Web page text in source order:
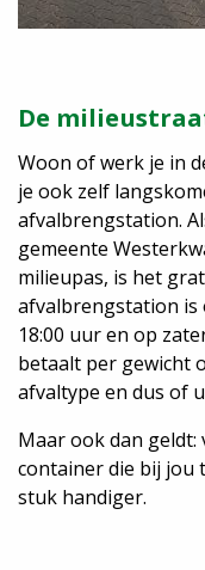
De
Woon of werk je in
je ook zelf
afvalbrengstation.
gemeente
milieupas, is het
afvalbrengstation is
18:00 uur en op
betaalt per gewicht
afvaltype en dus of
Maar ook dan
container die bij jou
stuk handiger.